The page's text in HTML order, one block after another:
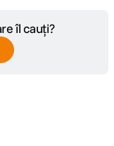
îl cauți?